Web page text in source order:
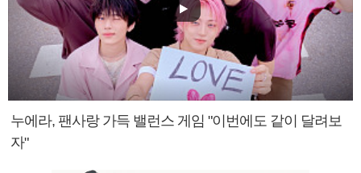
누에라, 팬사랑 가득 밸런스 게임 "이번에도 같이 달려보
자"